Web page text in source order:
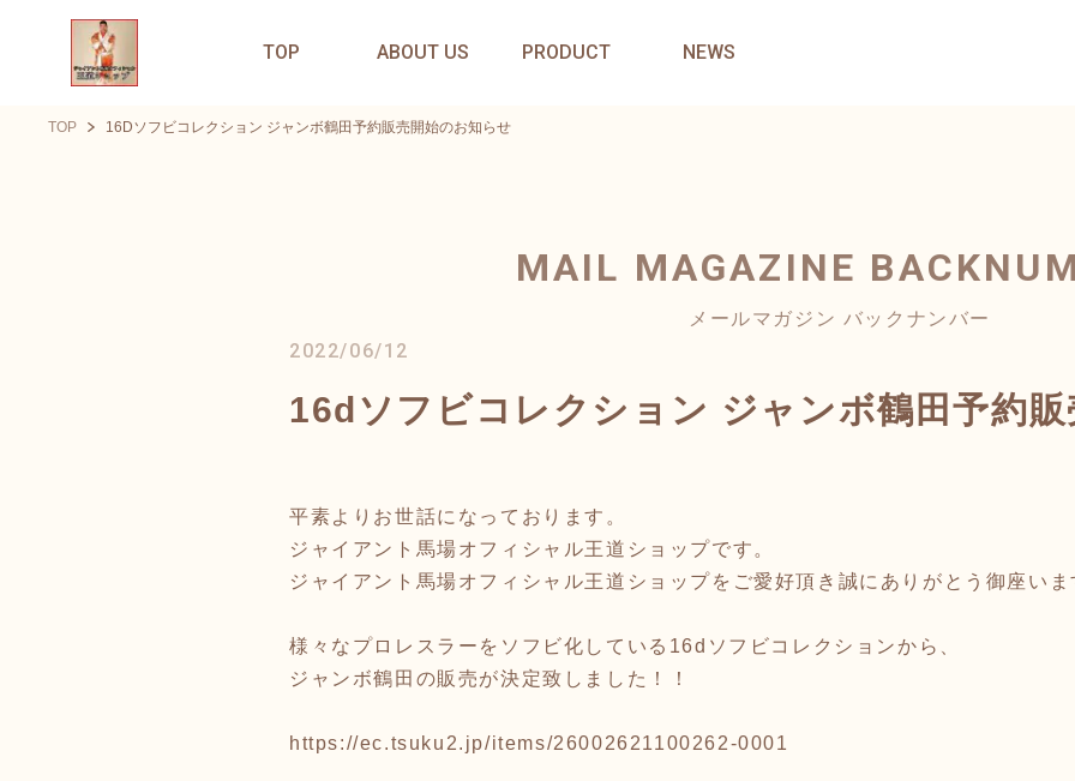
TOP ABOUT US PRODUCT NEWS
TOP 16Dソフビコレクション ジャンボ鶴田予約販売開始のお知らせ
MAIL MAGAZINE
メールマガジン バックナンバー
2022/06/12
16dソフビコレクション ジャンボ鶴田予約
平素よりお世話になっております。
ジャイアント馬場オフィシャル王道ショップです。
ジャイアント馬場オフィシャル王道ショップをご愛好頂き誠にありがとう御座いま
様々なプロレスラーをソフビ化している16dソフビコレクションから、
ジャンボ鶴田の販売が決定致しました！！
https://ec.tsuku2.jp/items/26002621100262-0001